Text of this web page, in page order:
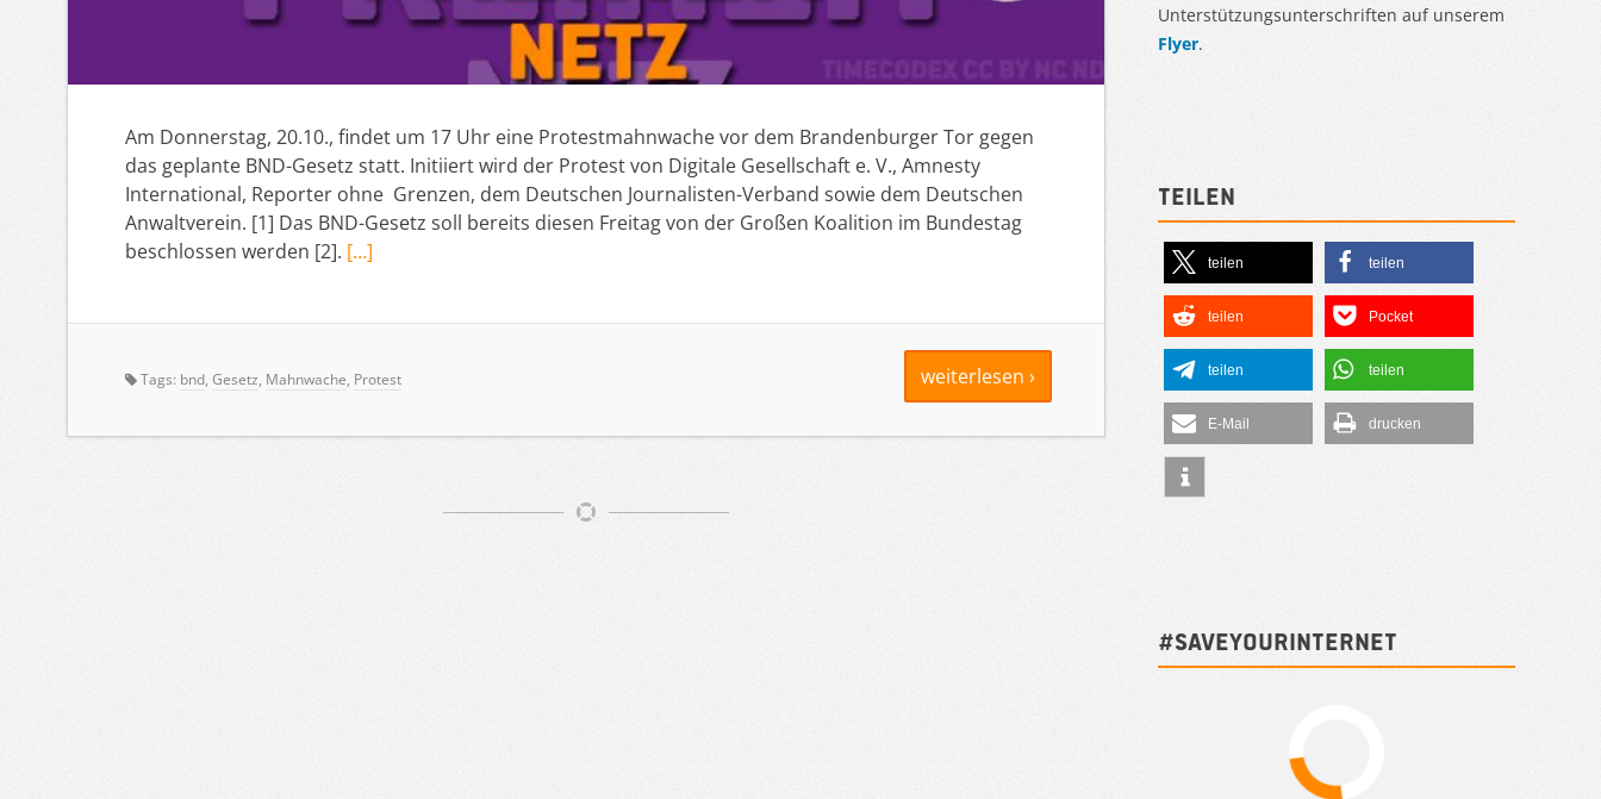
Am Donnerstag, 20.10., findet um 17 Uhr eine Protestmahnwache vor dem Brandenburger Tor gegen
das geplante BND-Gesetz statt. Initiiert wird der Protest von Digitale Gesellschaft e. V., Amnesty
International, Reporter ohne Grenzen, dem Deutschen Journalisten-Verband sowie dem Deutschen
Anwaltverein. [1] Das BND-Gesetz soll bereits diesen Freitag von der Großen Koalition im Bundestag
beschlossen werden [2]. […]
weiterlesen ›
Tags: bnd, Gesetz, Mahnwache, Protest
Unterstützungsunterschriften auf unserem
Flyer.
Teilen
teilen teilen
teilen Pocket
teilen teilen
E-Mail drucken
#SAVEYOURINTERNET